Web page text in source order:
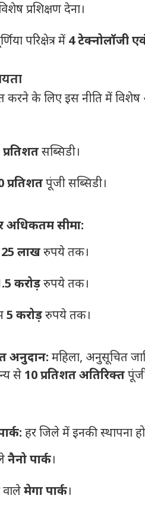
प्रशिक्षण देना।
परिक्षेत्र में 4 टेक्नोलॉजी
करने के लिए इस नीति में विशेष
सब्सिडी।
प्रतिशतपूंजी सब्सिडी।
सीमा:
25 लाखरुपये तक।
करोड़रुपये तक।
5 करोड़रुपये तक।
अनुदान: महिला, अनुसूचित
से 10 प्रतिशत अतिरिक्त
हर जिले में इनकी स्थापना
नैनो पार्क।
मेगा पार्क।